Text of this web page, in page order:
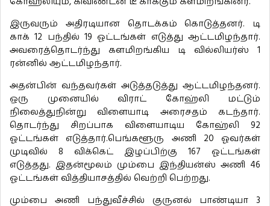
இருவரும் அதிரடியான தொடக்கம் கொடுத்தனர். டி
காக் 12 பந்தில் 19 ஓட்டங்கள் எடுத்து ஆட்டமிழந்தார்.
அவரைத்தொடர்ந்து களமிறங்கிய டி வில்லியர்ஸ் 1
ரன்னில் ஆட்டமிழந்தார்.
அதன்பின் வந்தவர்கள் அடுத்தடுத்து ஆட்டமிழந்தனர்.
ஒரு முனையில் விராட் கோஹ்லி மட்டும்
நிலைத்துநின்று விளையாடி அரைசதம் கடந்தார்.
தொடர்ந்து சிறப்பாக விளையாடிய கோஹ்லி 92
ஓட்டங்கள் எடுத்தார்.பெங்களூரு அணி 20 ஓவர்கள்
முடிவில் 8 விக்கெட் இழப்பிற்கு 167 ஓட்டங்கள்
எடுத்தது. இதன்மூலம் மும்பை இந்தியன்ஸ் அணி 46
ஓட்டங்கள் வித்தியாசத்தில் வெற்றி பெற்றது.
மும்பை அணி பந்துவீச்சில் குருனல் பாண்டியா 3